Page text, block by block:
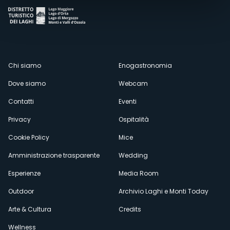
Menù
secondario
Chi siamo
Dove siamo
Contatti
Privacy
Cookie Policy
Amministrazione trasparente
Esperienze
Outdoor
Arte & Cultura
Wellness
Enogastronomia
Webcam
Eventi
Ospitalità
Mice
Wedding
Media Room
Archivio Laghi e Monti Today
Credits